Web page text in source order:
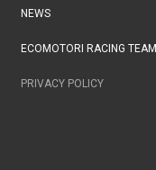
NEWS
ECOMOTORI RACING TEAM
PRIVACY POLICY